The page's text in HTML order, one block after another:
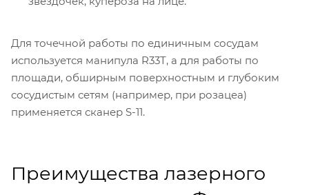
Для точечной работы по единичным сосудам
используется манипула R33T, а для работы по
площади, обширным поверхностным и глубоким
сосудистым сетям (например, при розацеа)
применяется сканер S-11.
Преимущества лазерного